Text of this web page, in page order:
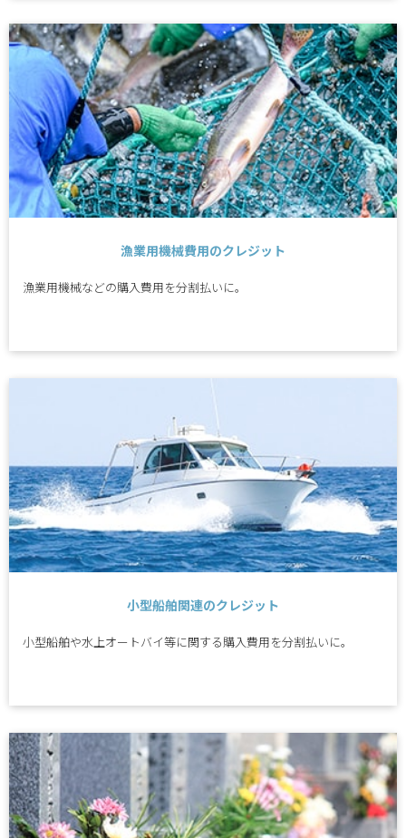
漁業用機械費用のクレジット
漁業用機械などの購入費用を分割払いに。
小型船舶関連のクレジット
小型船舶や水上オートバイ等に関する購入費用を分割払いに。